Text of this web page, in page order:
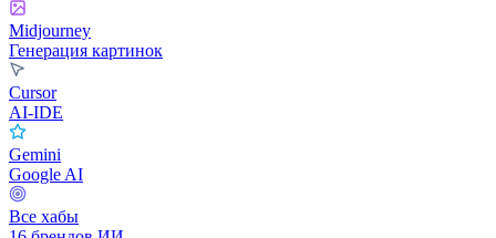
Midjourney
Генерация картинок
Cursor
AI-IDE
Gemini
Google AI
Все хабы